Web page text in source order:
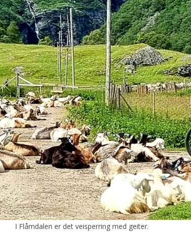
I Flåmdalen er det veisperring med geiter.